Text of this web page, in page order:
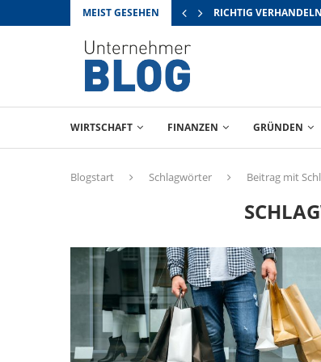
MEIST GESEHEN RICHTIG
WIRTSCHAFT FINANZEN GRÜNDEN
Blogstart Schlagwörter Beitrag mit